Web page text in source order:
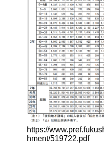
https://
hment/519722.pdf